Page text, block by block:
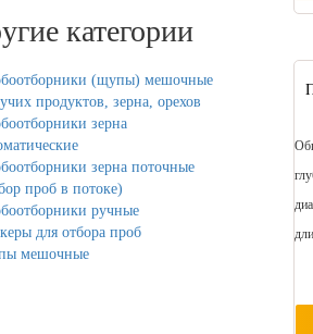
категории
(щупы) мешочные
продуктов, зерна, орехов
зерна
зерна поточные
проб в потоке)
ручные
для отбора проб
мешочные